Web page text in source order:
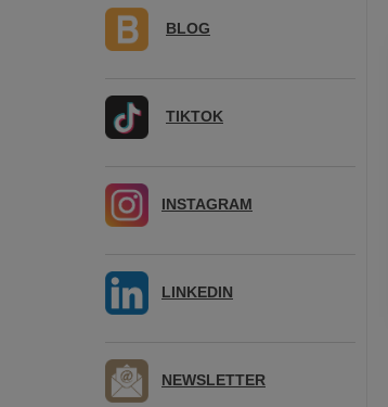
BLOG
TIKTOK
INSTAGRAM
LINKEDIN
NEWSLETTER